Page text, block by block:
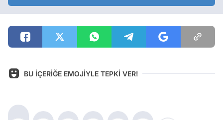
BU İÇERİĞE EMOJİYLE TEPKİ VER!